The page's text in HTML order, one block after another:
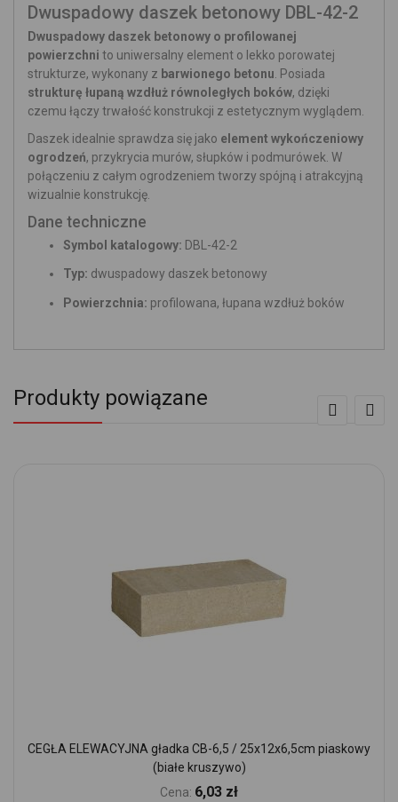
Dwuspadowy daszek betonowy DBL-42-2
Dwuspadowy daszek betonowy o profilowanej
powierzchni to uniwersalny element o lekko porowatej
strukturze, wykonany z barwionego betonu . Posiada
strukturę łupaną wzdłuż równoległych boków, dzięki
czemu łączy trwałość konstrukcji z estetycznym wyglądem.
Daszek idealnie sprawdza się jako element wykończeniowy
ogrodzeń, przykrycia murów, słupków i podmurówek. W
połączeniu z całym ogrodzeniem tworzy spójną i atrakcyjną
wizualnie konstrukcję.
Dane techniczne
Symbol katalogowy: DBL-42-2
Typ: dwuspadowy daszek betonowy
Powierzchnia: profilowana, łupana wzdłuż boków
Produkty powiązane
CEGŁA ELEWACYJNA gładka CB-6,5 / 25x12x6,5cm piaskowy
(białe kruszywo)
Cena: 6,03 zł